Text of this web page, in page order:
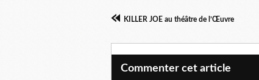
KILLER JOE au théâtre de l’Œuvre
Commenter cet article